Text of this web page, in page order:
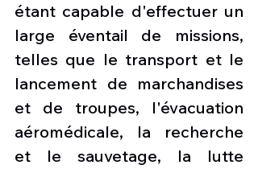
étant capable d'effectuer un
large éventail de missions,
telles que le transport et le
lancement de marchandises
et de troupes, l'évacuation
aéromédicale, la recherche
et le sauvetage, la lutte